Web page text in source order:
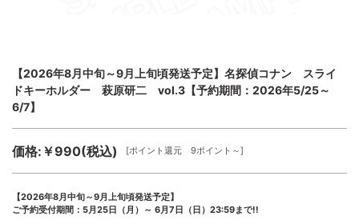
【2026年8月中旬～9月上旬頃発送予定】名探偵コナン スライ
ドキーホルダー 萩原研二 vol.3【予約期間：2026年5/25～
6/7】
価格:￥990(税込) [ポイント還元 9ポイント～]
【2026年8月中旬～9月上旬頃発送予定】
ご予約受付期間：5月25日（月）～ 6月7日（日）23:59まで!!